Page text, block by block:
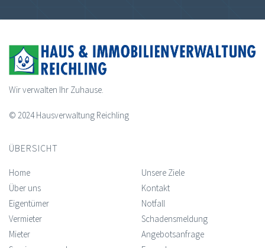
Wir verwalten Ihr Zuhause.
© 2024 Hausverwaltung Reichling
ÜBERSICHT
Home
Über uns
Eigentümer
Vermieter
Mieter
Unsere Ziele
Kontakt
Notfall
Schadensmeldung
Angebotsanfrage